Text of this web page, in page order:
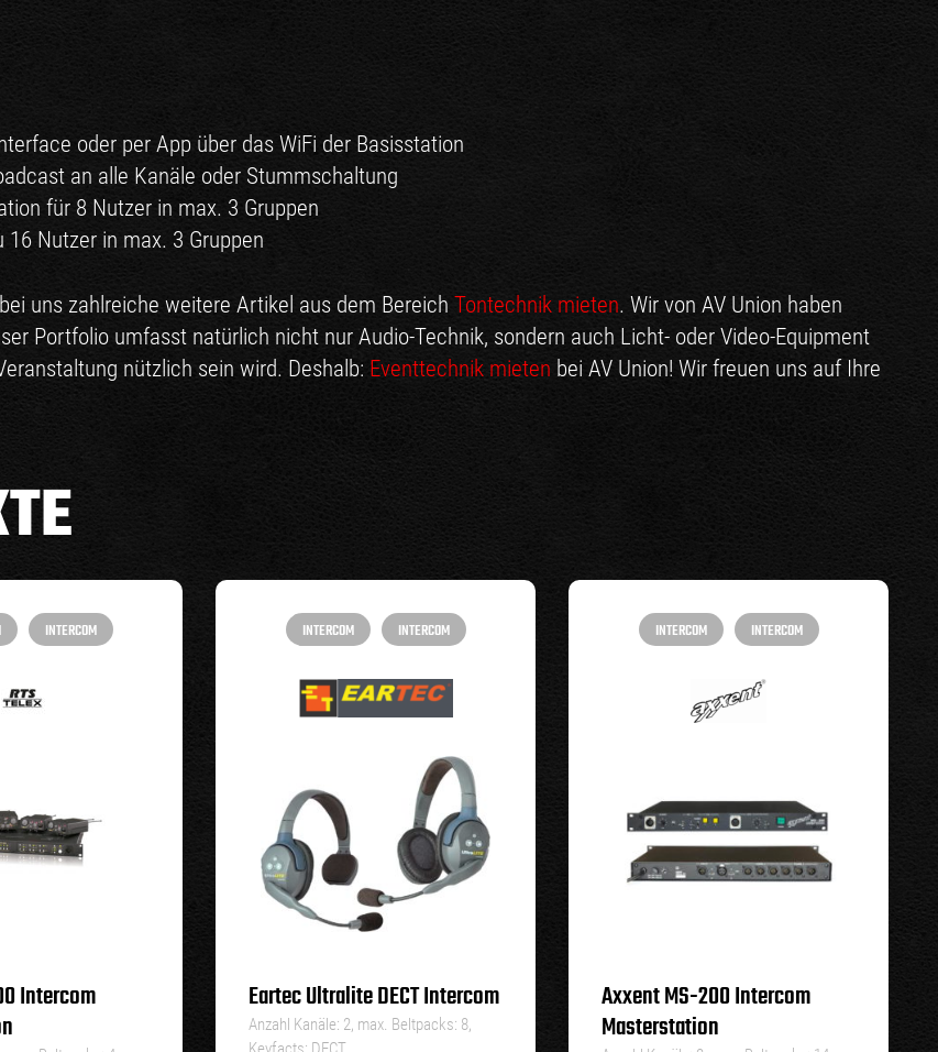
oder per App über das WiFi der Basisstation
an alle Kanäle oder Stummschaltung
für 8 Nutzer in max. 3 Gruppen
Nutzer in max. 3 Gruppen
uns zahlreiche weitere Artikel aus dem Bereich Tontechnik mieten. Wir von AV Union haben
Portfolio umfasst natürlich nicht nur Audio-Technik, sondern auch Licht- oder Video-Equipment
nützlich sein wird. Deshalb: Eventtechnik mieten bei AV Union! Wir freuen uns auf Ihre
INTERCOM
Intercom
INTERCOM INTERCOM
Eartec Ultralite DECT Intercom
Anzahl Kanäle: 2, max. Beltpacks: 8,
INTERCOM INTERCOM
Axxent MS-200 Intercom
Masterstation